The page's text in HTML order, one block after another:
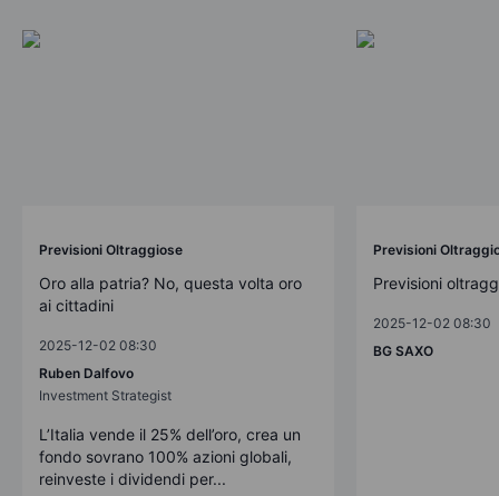
Previsioni Oltraggiose
Oro alla patria? No, questa volta oro
ai cittadini
2025-12-02 08:30
Ruben Dalfovo
Investment Strategist
L’Italia vende il 25% dell’oro, crea un
fondo sovrano 100% azioni globali,
reinveste i dividendi per...
Previsioni
Previsioni
2025-12-02 08:30
BG SAXO